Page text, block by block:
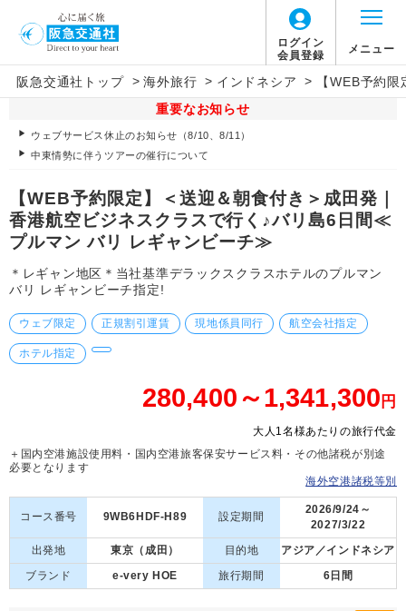
ログイン
会員登録
メニュー
阪急交通社トップ > 海外旅行 > インドネシア >
【WEB予約
重要なお知らせ
ウェブサービス休止のお知らせ（8/10、8/11）
中東情勢に伴うツアーの催行について
【WEB予約限定】＜送迎＆朝食付き＞成田発｜
香港航空ビジネスクラスで行く♪バリ島6日間≪
プルマン バリ レギャンビーチ≫
＊レギャン地区＊当社基準デラックスクラスホテルのプルマン
バリ レギャンビーチ指定!
ウェブ限定 正規割引運賃 現地係員同行 航空会社指定
ホテル指定
280,400～1,341,300 円
大人1名様あたりの旅行代金
＋国内空港施設使用料・国内空港旅客保安サービス料・その他諸税が別途
必要となります
海外空港諸税等別
コース番号 9WB6HDF-H89 設定期間
2026/9/24～
2027/3/22
出発地
東京（成田） 目的地
アジア／インドネシア
ブランド
e-very HOE 旅行期間 6日間